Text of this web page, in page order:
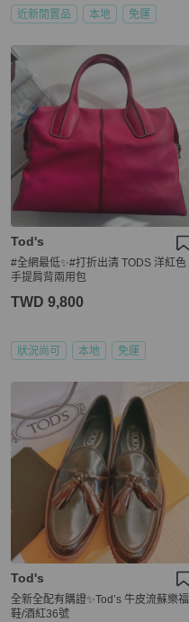
近新閒置品 本地 免運
Tod's
#全網最低✨#打折出清 TODS 洋紅色
手提肩背兩用包
TWD 9,800
狀況尚可 本地 免運
Tod's
全新全配有購證✨Tod’s 牛皮流蘇樂福
鞋/酒紅36號